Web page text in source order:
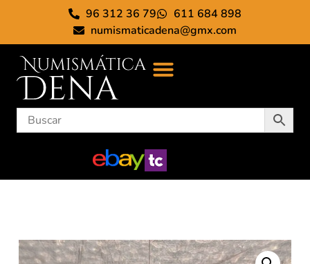
96 312 36 79
611 684 898
numismaticadena@gmx.com